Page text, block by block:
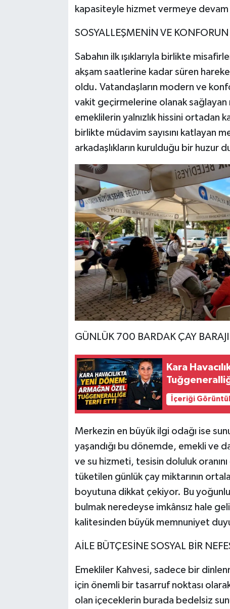
kapasiteyle hizmet vermeye
​SOSYALLEŞMENİN VE
​Sabahın ilk ışıklarıyla birlikte
akşam saatlerine kadar süren
oldu. Vatandaşların modern ve
vakit geçirmelerine olanak
emeklilerin yalnızlık hissini ortadan
birlikte müdavim sayısını katlayan
arkadaşlıkların kurulduğu bir huzur
​GÜNLÜK 700 BARDAK ÇAY BARAJI
Kara
İçeriği
​Merkezin en büyük ilgi odağı ise
yaşandığı bu dönemde, emekli ve
ve su hizmeti, tesisin doluluk
tüketilen günlük çay miktarının
boyutuna dikkat çekiyor. Bu
bulmak neredeyse imkânsız hale
kalitesinden büyük memnuniyet
​AİLE BÜTÇESİNE SOSYAL BİR
​Emekliler Kahvesi, sadece bir
için önemli bir tasarruf noktası
olan içeceklerin burada bedelsiz